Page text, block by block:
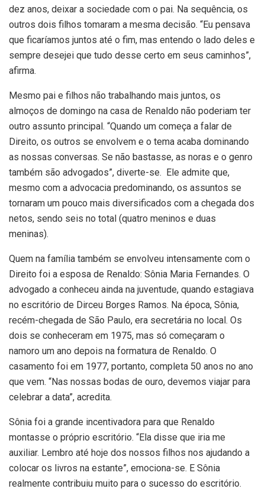
dez anos, deixar a sociedade com o pai. Na sequência, os
outros dois filhos tomaram a mesma decisão. “Eu pensava
que ficaríamos juntos até o fim, mas entendo o lado deles e
sempre desejei que tudo desse certo em seus caminhos”,
afirma.
Mesmo pai e filhos não trabalhando mais juntos, os
almoços de domingo na casa de Renaldo não poderiam ter
outro assunto principal. “Quando um começa a falar de
Direito, os outros se envolvem e o tema acaba dominando
as nossas conversas. Se não bastasse, as noras e o genro
também são advogados”, diverte-se. Ele admite que,
mesmo com a advocacia predominando, os assuntos se
tornaram um pouco mais diversificados com a chegada dos
netos, sendo seis no total (quatro meninos e duas
meninas).
Quem na família também se envolveu intensamente com o
Direito foi a esposa de Renaldo: Sônia Maria Fernandes. O
advogado a conheceu ainda na juventude, quando estagiava
no escritório de Dirceu Borges Ramos. Na época, Sônia,
recém-chegada de São Paulo, era secretária no local. Os
dois se conheceram em 1975, mas só começaram o
namoro um ano depois na formatura de Renaldo. O
casamento foi em 1977, portanto, completa 50 anos no ano
que vem. “Nas nossas bodas de ouro, devemos viajar para
celebrar a data”, acredita.
Sônia foi a grande incentivadora para que Renaldo
montasse o próprio escritório. “Ela disse que iria me
auxiliar. Lembro até hoje dos nossos filhos nos ajudando a
colocar os livros na estante”, emociona-se. E Sônia
realmente contribuiu muito para o sucesso do escritório.